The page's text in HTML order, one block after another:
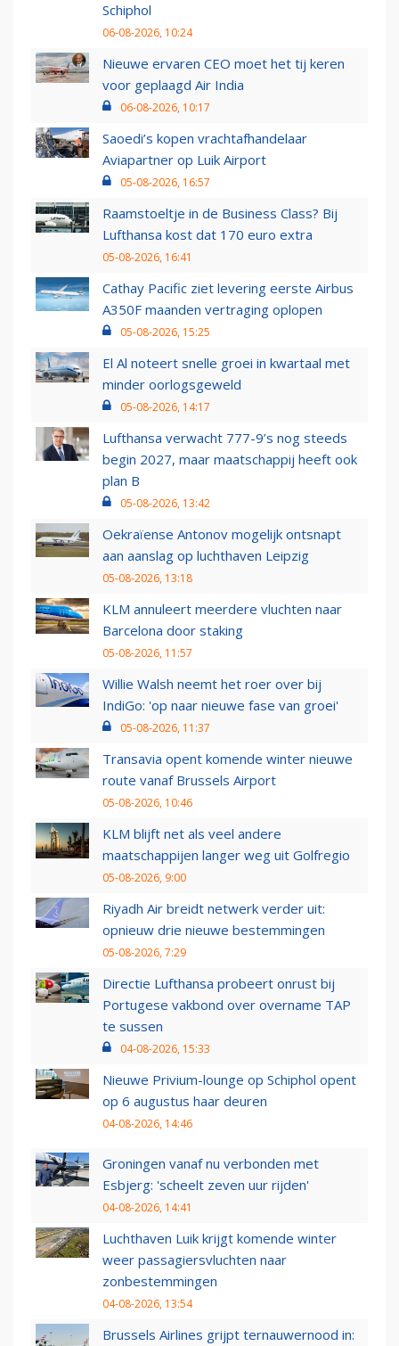
Schiphol
06-08-2026, 10:24
Nieuwe ervaren CEO moet het tij keren
voor geplaagd Air India
06-08-2026, 10:17
Saoedi’s kopen vrachtafhandelaar
Aviapartner op Luik Airport
05-08-2026, 16:57
Raamstoeltje in de Business Class? Bij
Lufthansa kost dat 170 euro extra
05-08-2026, 16:41
Cathay Pacific ziet levering eerste Airbus
A350F maanden vertraging oplopen
05-08-2026, 15:25
El Al noteert snelle groei in kwartaal met
minder oorlogsgeweld
05-08-2026, 14:17
Lufthansa verwacht 777-9’s nog steeds
begin 2027, maar maatschappij heeft ook
plan B
05-08-2026, 13:42
Oekraïense Antonov mogelijk ontsnapt
aan aanslag op luchthaven Leipzig
05-08-2026, 13:18
KLM annuleert meerdere vluchten naar
Barcelona door staking
05-08-2026, 11:57
Willie Walsh neemt het roer over bij
IndiGo: 'op naar nieuwe fase van groei'
05-08-2026, 11:37
Transavia opent komende winter nieuwe
route vanaf Brussels Airport
05-08-2026, 10:46
KLM blijft net als veel andere
maatschappijen langer weg uit Golfregio
05-08-2026, 9:00
Riyadh Air breidt netwerk verder uit:
opnieuw drie nieuwe bestemmingen
05-08-2026, 7:29
Directie Lufthansa probeert onrust bij
Portugese vakbond over overname TAP
te sussen
04-08-2026, 15:33
Nieuwe Privium-lounge op Schiphol opent
op 6 augustus haar deuren
04-08-2026, 14:46
Groningen vanaf nu verbonden met
Esbjerg: 'scheelt zeven uur rijden'
04-08-2026, 14:41
Luchthaven Luik krijgt komende winter
weer passagiersvluchten naar
zonbestemmingen
04-08-2026, 13:54
Brussels Airlines grijpt ternauwernood in: